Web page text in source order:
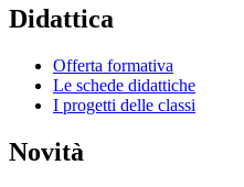
Didattica
Offerta formativa
Le schede didattiche
I progetti delle classi
Novità